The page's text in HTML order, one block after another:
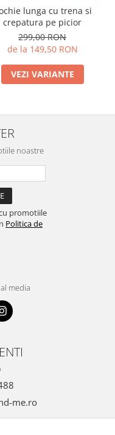
lunga cu trena si
crepatura pe picior
299,00 RON
de la 149,50 RON
VEZI VARIANTE
noastre
promotiile
Politica de
media
me.ro